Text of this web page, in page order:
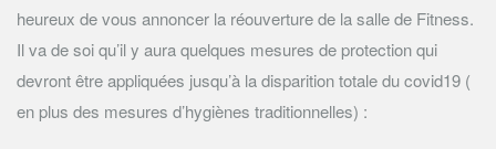
heureux de vous annoncer la réouverture de la salle de Fitness.
Il va de soi qu’il y aura quelques mesures de protection qui
devront être appliquées jusqu’à la disparition totale du covid19 (
en plus des mesures d’hygiènes traditionnelles) :